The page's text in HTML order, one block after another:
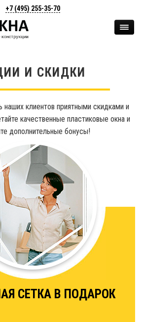
+7 (495) 255-35-70
И СКИДКИ
клиентов приятными скидками и
качественные пластиковые окна и
дополнительные бонусы!
СЕТКА В ПОДАРОК